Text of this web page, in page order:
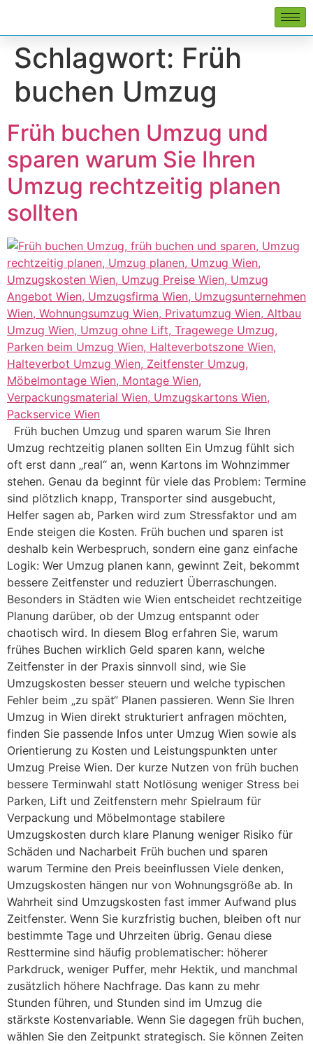
Schlagwort: Früh
buchen Umzug
Früh buchen Umzug und
sparen warum Sie Ihren
Umzug rechtzeitig planen
sollten
Früh buchen Umzug und sparen warum Sie Ihren
Umzug rechtzeitig planen sollten Ein Umzug fühlt sich
oft erst dann „real“ an, wenn Kartons im Wohnzimmer
stehen. Genau da beginnt für viele das Problem: Termine
sind plötzlich knapp, Transporter sind ausgebucht,
Helfer sagen ab, Parken wird zum Stressfaktor und am
Ende steigen die Kosten. Früh buchen und sparen ist
deshalb kein Werbespruch, sondern eine ganz einfache
Logik: Wer Umzug planen kann, gewinnt Zeit, bekommt
bessere Zeitfenster und reduziert Überraschungen.
Besonders in Städten wie Wien entscheidet rechtzeitige
Planung darüber, ob der Umzug entspannt oder
chaotisch wird. In diesem Blog erfahren Sie, warum
frühes Buchen wirklich Geld sparen kann, welche
Zeitfenster in der Praxis sinnvoll sind, wie Sie
Umzugskosten besser steuern und welche typischen
Fehler beim „zu spät“ Planen passieren. Wenn Sie Ihren
Umzug in Wien direkt strukturiert anfragen möchten,
finden Sie passende Infos unter Umzug Wien sowie als
Orientierung zu Kosten und Leistungspunkten unter
Umzug Preise Wien. Der kurze Nutzen von früh buchen
bessere Terminwahl statt Notlösung weniger Stress bei
Parken, Lift und Zeitfenstern mehr Spielraum für
Verpackung und Möbelmontage stabilere
Umzugskosten durch klare Planung weniger Risiko für
Schäden und Nacharbeit Früh buchen und sparen
warum Termine den Preis beeinflussen Viele denken,
Umzugskosten hängen nur von Wohnungsgröße ab. In
Wahrheit sind Umzugskosten fast immer Aufwand plus
Zeitfenster. Wenn Sie kurzfristig buchen, bleiben oft nur
bestimmte Tage und Uhrzeiten übrig. Genau diese
Resttermine sind häufig problematischer: höherer
Parkdruck, weniger Puffer, mehr Hektik, und manchmal
zusätzlich höhere Nachfrage. Das kann zu mehr
Stunden führen, und Stunden sind im Umzug die
stärkste Kostenvariable. Wenn Sie dagegen früh buchen,
wählen Sie den Zeitpunkt strategisch. Sie können Zeiten